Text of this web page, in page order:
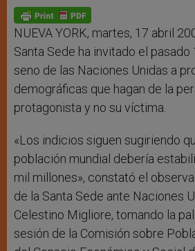
p
p
g
e
r
o
k
NUEVA YORK, martes, 17 abril
Santa Sede ha invitado el pasado
seno de las Naciones Unidas a
demográficas que hagan de la
protagonista y no su víctima.
«Los indicios siguen sugiriendo
población mundial debería
mil millones», constató el
de la Santa Sede ante Naciones
Celestino Migliore, tomando la
sesión de la Comisión sobre